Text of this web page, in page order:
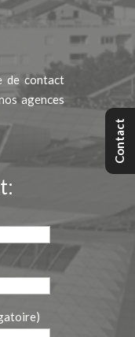
de contact
agences
Contact